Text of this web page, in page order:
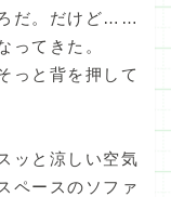
だ。だけど……
ってきた。
っと背を押して
ッと涼しい空気
ペースのソファ